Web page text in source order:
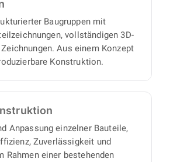
Baugruppen mit
vollständigen 3D-
Aus einem Konzept
Konstruktion.
Anpassung einzelner Bauteile,
Zuverlässigkeit und
Rahmen einer bestehenden